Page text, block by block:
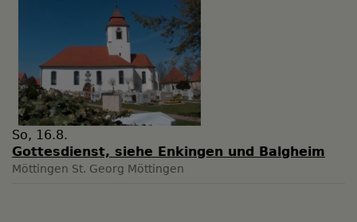
So, 16.8.
Gottesdienst, siehe Enkingen und Balgheim
Möttingen St. Georg Möttingen